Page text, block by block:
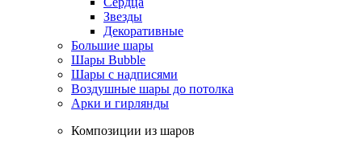
Звезды
Декоративные
Большие шары
Шары Bubble
Шары с надписями
Воздушные шары до потолка
Арки и гирлянды
Композиции из шаров